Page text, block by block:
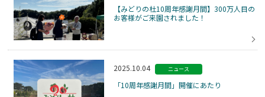
【みどりの杜10周年感謝月間】300万人目の
お客様がご来園されました！
2025.10.04 ニュース
「10周年感謝月間」開催にあたり